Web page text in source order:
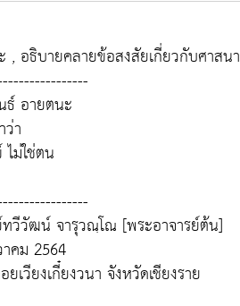
, อธิบายคลายข้อสงสัยเกี่ยวกับศาสนา
อายตนะ
า
ม่ใช่ตน
ทวีวัฒน์ จารุวณฺโณ [พระอาจารย์ต้น]
คม 2564
วียงเกี๋ยงวนา จังหวัดเชียงราย